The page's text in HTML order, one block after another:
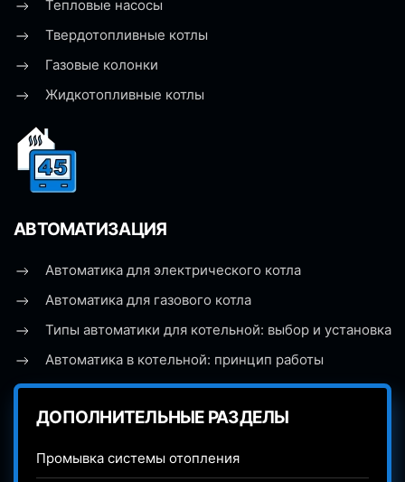
Тепловые насосы
Твердотопливные котлы
Газовые колонки
Жидкотопливные котлы
АВТОМАТИЗАЦИЯ
Автоматика для электрического котла
Автоматика для газового котла
Типы автоматики для котельной: выбор и установка
Автоматика в котельной: принцип работы
ДОПОЛНИТЕЛЬНЫЕ РАЗДЕЛЫ
Промывка системы отопления